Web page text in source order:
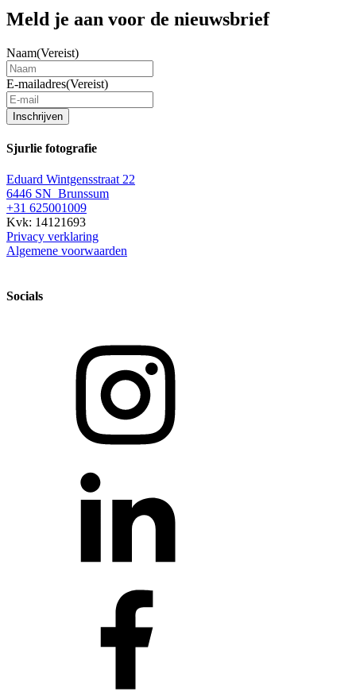
Meld je aan voor de nieuwsbrief
Naam(Vereist)
E-mailadres(Vereist)
Inschrijven
Sjurlie fotografie
Eduard Wintgensstraat 22
6446 SN Brunssum
+31 625001009
Kvk: 14121693
Privacy verklaring
Algemene voorwaarden
Socials